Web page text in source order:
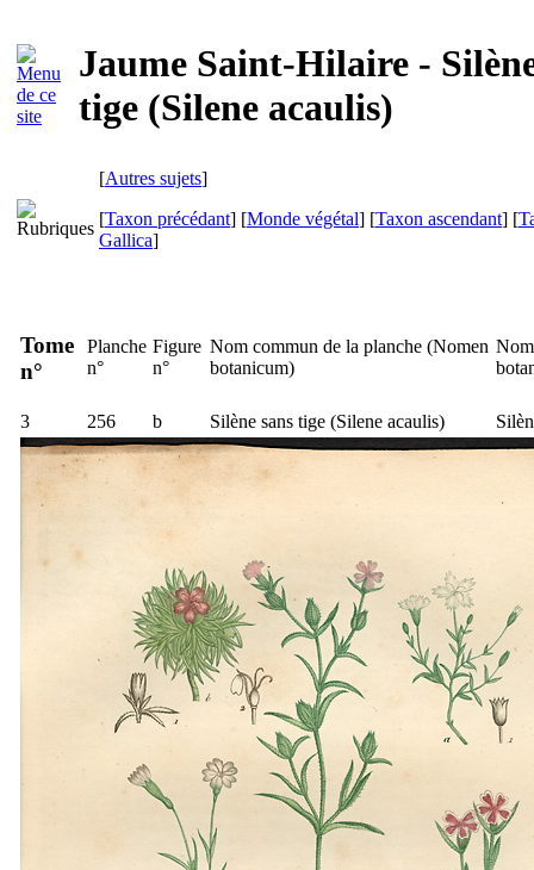
Jaume Saint-Hilaire -
tige (Silene acaulis)
[Autres sujets]
[Taxon précédant] [Monde végétal] [Taxon ascendant] [
Gallica]
Tome
n°
Planche
n°
Figure
n°
Nom commun de la planche (Nomen
botanicum)
3 256 b Silène sans tige (Silene acaulis)